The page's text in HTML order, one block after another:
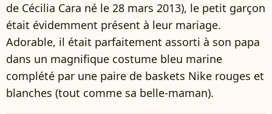
de Cécilia Cara né le 28 mars 2013), le petit garçon
était évidemment présent à leur mariage.
Adorable, il était parfaitement assorti à son papa
dans un magnifique costume bleu marine
complété par une paire de baskets Nike rouges et
blanches (tout comme sa belle-maman).